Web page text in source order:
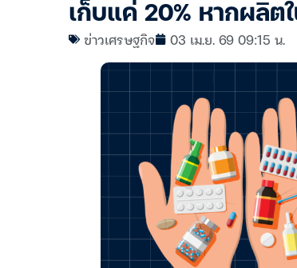
เก็บแค่ 20% หากผลิต
ข่าวเศรษฐกิจ 03 เม.ย. 69 09:15 น.